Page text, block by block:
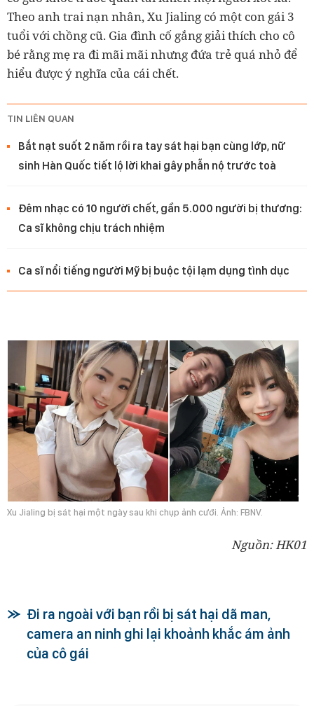
Theo anh trai nạn nhân, Xu Jialing có một con gái 3
tuổi với chồng cũ. Gia đình cố gắng giải thích cho cô
bé rằng mẹ ra đi mãi mãi nhưng đứa trẻ quá nhỏ để
hiểu được ý nghĩa của cái chết.
TIN LIÊN QUAN
Bắt nạt suốt 2 năm rồi ra tay sát hại bạn cùng lớp, nữ
sinh Hàn Quốc tiết lộ lời khai gây phẫn nộ trước toà
Đêm nhạc có 10 người chết, gần 5.000 người bị thương:
Ca sĩ không chịu trách nhiệm
Ca sĩ nổi tiếng người Mỹ bị buộc tội lạm dụng tình dục
Xu Jialing bị sát hại một ngày sau khi chụp ảnh cưới. Ảnh: FBNV.
Nguồn: HK01
Đi ra ngoài với bạn rồi bị sát hại dã man,
camera an ninh ghi lại khoảnh khắc ám ảnh
của cô gái